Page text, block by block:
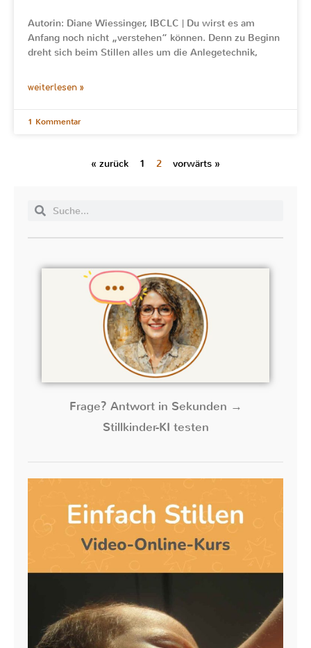
Autorin: Diane Wiessinger, IBCLC | Du wirst es am
Anfang noch nicht „verstehen“ können. Denn zu Beginn
dreht sich beim Stillen alles um die Anlegetechnik,
weiterlesen »
1 Kommentar
« zurück 1 2 vorwärts »
Frage? Antwort in Sekunden →
Stillkinder-KI testen